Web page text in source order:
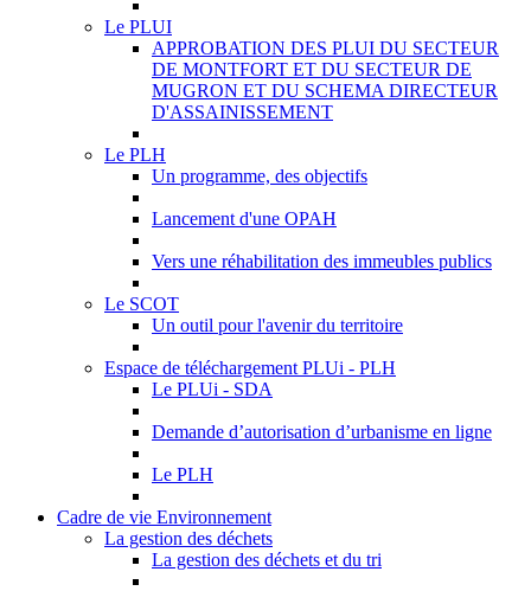
Le PLUI
APPROBATION DES PLUI DU SECTEUR
DE MONTFORT ET DU SECTEUR DE
MUGRON ET DU SCHEMA DIRECTEUR
D'ASSAINISSEMENT
Le PLH
Un programme, des objectifs
Lancement d'une OPAH
Vers une réhabilitation des immeubles publics
Le SCOT
Un outil pour l'avenir du territoire
Espace de téléchargement PLUi - PLH
Le PLUi - SDA
Demande d’autorisation d’urbanisme en ligne
Le PLH
Cadre de vie Environnement
La gestion des déchets
La gestion des déchets et du tri